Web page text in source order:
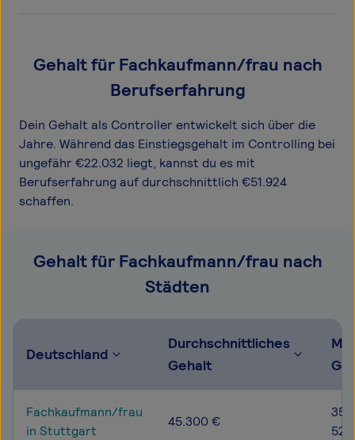
Gehalt für Fachkaufmann/frau nach
Berufserfahrung
Dein Gehalt als Controller entwickelt sich über die
Jahre. Während das Einstiegsgehalt im Controlling bei
ungefähr €22.032 liegt, kannst du es mit
Berufserfahrung auf durchschnittlich €51.924
schaffen.
Gehalt für Fachkaufmann/frau nach
Städten
Deutschland
Durchschnittliches
Gehalt
Fachkaufmann/frau
in Stuttgart
45.300 €